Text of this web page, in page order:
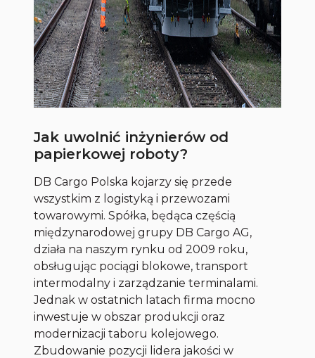
Jak uwolnić inżynierów od
papierkowej roboty?
DB Cargo Polska kojarzy się przede
wszystkim z logistyką i przewozami
towarowymi. Spółka, będąca częścią
międzynarodowej grupy DB Cargo AG,
działa na naszym rynku od 2009 roku,
obsługując pociągi blokowe, transport
intermodalny i zarządzanie terminalami.
Jednak w ostatnich latach firma mocno
inwestuje w obszar produkcji oraz
modernizacji taboru kolejowego.
Zbudowanie pozycji lidera jakości w